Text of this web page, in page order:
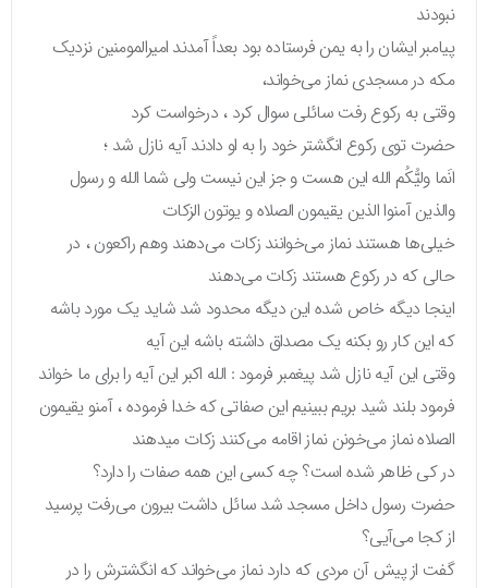
نبودند
پیامبر ایشان را به یمن فرستاده بود بعداً آمدند امیرالمومنین نزدیک
مکه در مسجدی نماز می‌خواند،
وقتی به رکوع رفت سائلی سوال کرد ، درخواست کرد
حضرت توی رکوع انگشتر خود را به او دادند آیه نازل شد ؛
انَما ولیُّکُم الله این هست و جز این نیست ولی شما الله و رسول
والذین آمنوا الذین یقیمون الصلاه و یوتون الزکات
خیلی‌ها هستند نماز می‌خوانند زکات می‌دهند وهم راکعون ، در
حالی که در رکوع هستند زکات می‌دهند
اینجا دیگه خاص شده این دیگه محدود شد شاید یک مورد باشه
که این کار رو بکنه یک مصداق داشته باشه این آیه
وقتی این آیه نازل شد پیغمبر فرمود : الله اکبر این آیه را برای ما خواند
فرمود بلند شید بریم ببینیم این صفاتی که خدا فرموده ، آمنو یقیمون
الصلاه نماز می‌خونن نماز اقامه می‌کنند زکات میدهند
در کی ظاهر شده است؟ چه کسی این همه صفات را دارد؟
حضرت رسول داخل مسجد شد سائل داشت بیرون می‌رفت پرسید
از کجا می‌آیی؟
گفت از پیش آن مردی که دارد نماز می‌خواند که انگشترش را در